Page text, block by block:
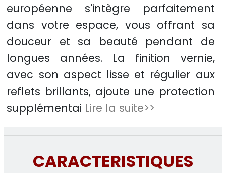
européenne s'intègre parfaitement
dans votre espace, vous offrant sa
douceur et sa beauté pendant de
longues années. La finition vernie,
avec son aspect lisse et régulier aux
reflets brillants, ajoute une protection
supplémentai Lire la suite>>
CARACTERISTIQUES